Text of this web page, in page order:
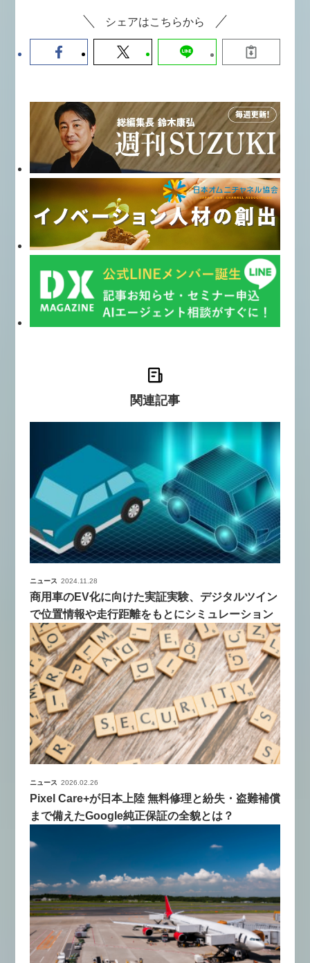
シェアはこちらから
関連記事
ニュース 2024.11.28
商用車のEV化に向けた実証実験、デジタルツイン
で位置情報や走行距離をもとにシミュレーション
ニュース 2026.02.26
Pixel Care+が日本上陸 無料修理と紛失・盗難補償
まで備えたGoogle純正保証の全貌とは？